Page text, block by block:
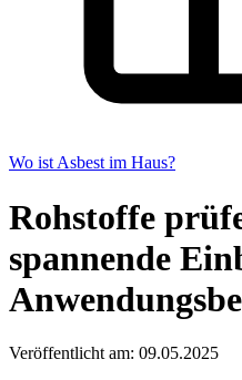
Wo ist Asbest im Haus?
Rohstoffe
spannende
Veröffentlicht am: 09.05.2025